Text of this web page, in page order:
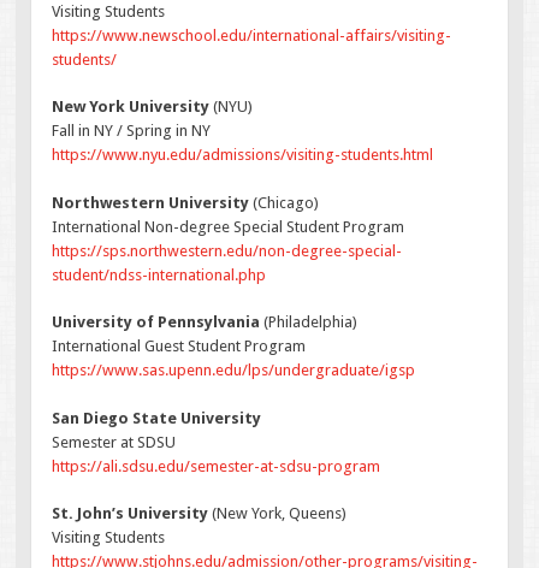
Visiting Students
https://www.newschool.edu/international-affairs/visiting-
students/
New York University (NYU)
Fall in NY / Spring in NY
https://www.nyu.edu/admissions/visiting-students.html
Northwestern University (Chicago)
International Non-degree Special Student Program
https://sps.northwestern.edu/non-degree-special-
student/ndss-international.php
University of Pennsylvania (Philadelphia)
International Guest Student Program
https://www.sas.upenn.edu/lps/undergraduate/igsp
San Diego State University
Semester at SDSU
https://ali.sdsu.edu/semester-at-sdsu-program
St. John’s University (New York, Queens)
Visiting Students
https://www.stjohns.edu/admission/other-programs/visiting-